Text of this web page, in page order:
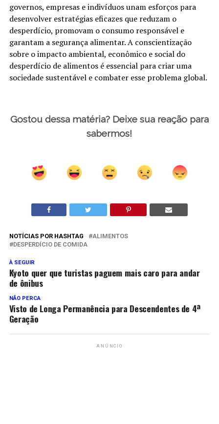
governos, empresas e indivíduos unam esforços para
desenvolver estratégias eficazes que reduzam o
desperdício, promovam o consumo responsável e
garantam a segurança alimentar. A conscientização
sobre o impacto ambiental, econômico e social do
desperdício de alimentos é essencial para criar uma
sociedade sustentável e combater esse problema global.
Gostou dessa matéria? Deixe sua reação para
sabermos!
NOTÍCIAS POR HASHTAG
ALIMENTOS
DESPERDÍCIO DE COMIDA
À SEGUIR
Kyoto quer que turistas paguem mais caro para andar
de ônibus
NÃO PERCA
Visto de Longa Permanência para Descendentes de 4ª
Geração
ANÚNCIO